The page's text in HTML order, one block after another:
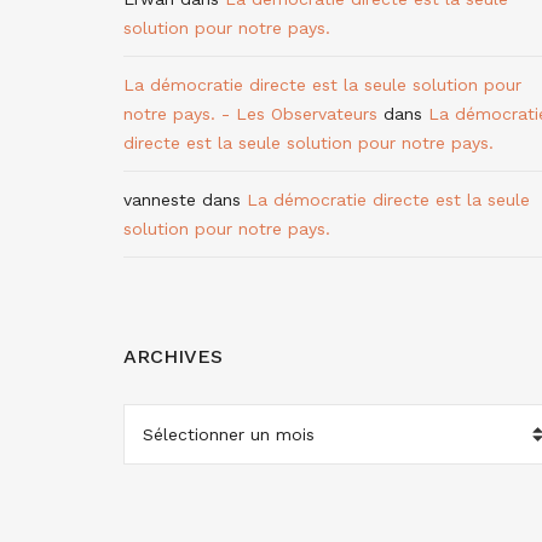
solution pour notre pays.
La démocratie directe est la seule solution pour
notre pays. - Les Observateurs dans La
directe est la seule solution pour notre pays.
vanneste dans La démocratie directe est la seule
solution pour notre pays.
ARCHIVES
ARCHIVES